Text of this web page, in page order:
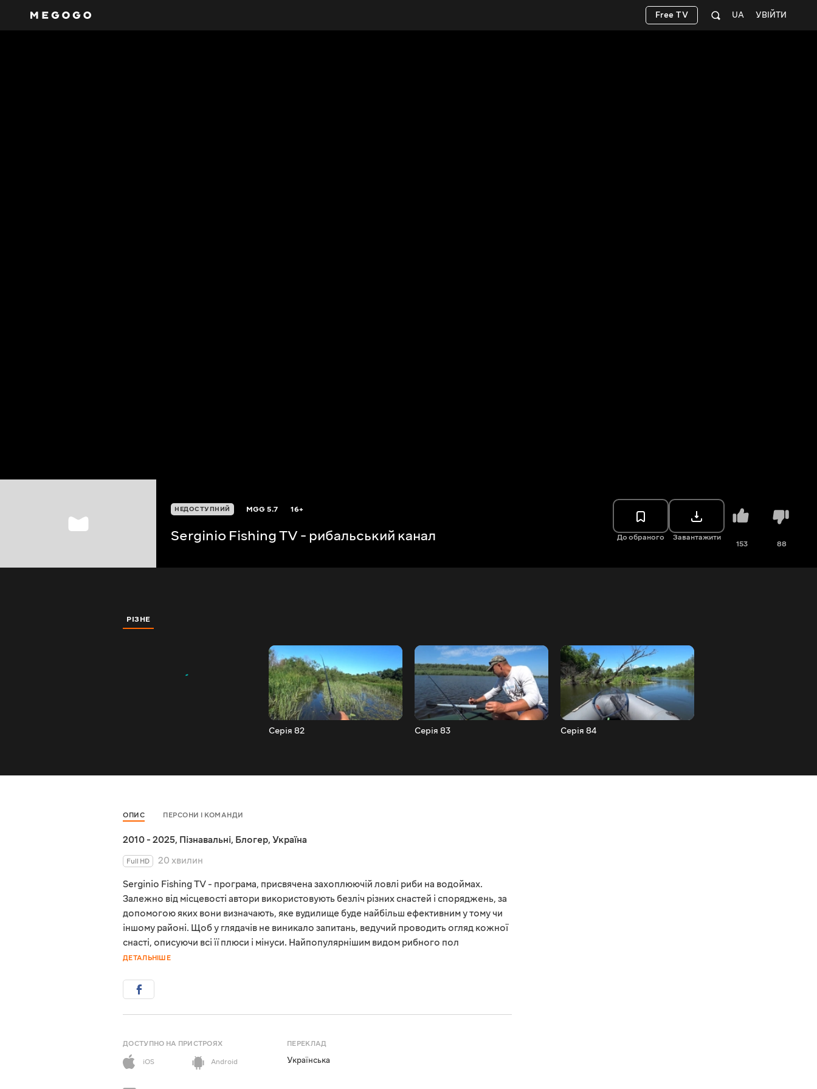
УВІЙТИ
UA
Free TV
НЕДОСТУПНИЙ MGG5.7 16+
Serginio Fishing TV - рибальський канал До обраного Завантажити
153 88
РІЗНЕ
Серія 82 Серія 83 Серія 84
ОПИС ПЕРСОНИ І КОМАНДИ
2010 - 2025, Пізнавальні, Блогер, Україна
Full HD
20 хвилин
Serginio Fishing TV - програма, присвячена захоплюючій ловлі риби на водоймах.
Залежно від місцевості автори використовують безліч різних снастей і споряджень, за
допомогою яких вони визначають, яке вудилище буде найбільш ефективним у тому чи
іншому районі. Щоб у глядачів не виникало запитань, ведучий проводить огляд кожної
снасті, описуючи всі її плюси і мінуси. Найпопулярнішим видом рибного пол
ДЕТАЛЬНІШЕ
ДОСТУПНО НА ПРИСТРОЯХ
iOS
Android
ПЕРЕКЛАД
Українська